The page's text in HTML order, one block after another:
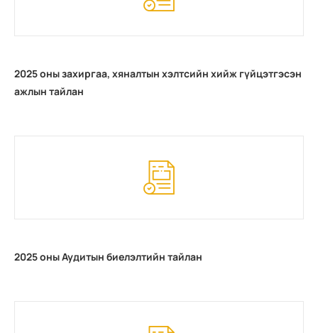
2025 оны захиргаа, хяналтын хэлтсийн хийж гүйцэтгэсэн
ажлын тайлан
2025 оны Аудитын биелэлтийн тайлан